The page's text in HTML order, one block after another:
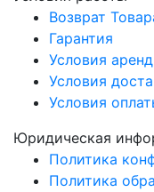
Возврат
Гарантия
Условия
Условия
Условия
Юридическая
Политика
Политика